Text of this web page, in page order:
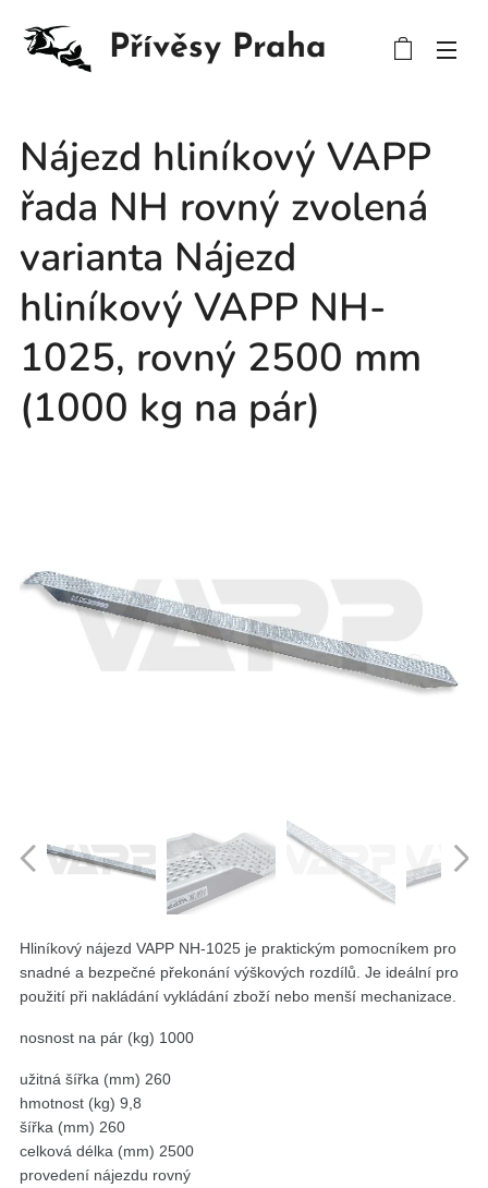
Přívěsy Praha
Nájezd hliníkový VAPP
řada NH rovný zvolená
varianta Nájezd
hliníkový VAPP NH-
1025, rovný 2500 mm
(1000 kg na pár)
Hliníkový nájezd VAPP NH-1025 je praktickým pomocníkem pro
snadné a bezpečné překonání výškových rozdílů. Je ideální pro
použití při nakládání vykládání zboží nebo menší mechanizace.
nosnost na pár (kg) 1000
užitná šířka (mm) 260
hmotnost (kg) 9,8
šířka (mm) 260
celková délka (mm) 2500
provedení nájezdu rovný